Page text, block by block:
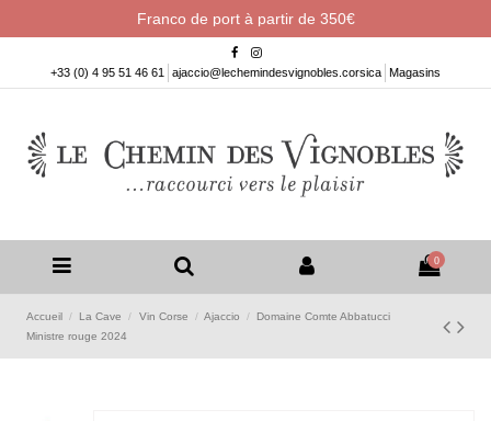
Franco de port à partir de 350€
+33 (0) 4 95 51 46 61 ajaccio@lechemindesvignobles.corsica Magasins
0
Accueil La Cave Vin Corse Ajaccio
Domaine Comte Abbatucci
Ministre rouge 2024